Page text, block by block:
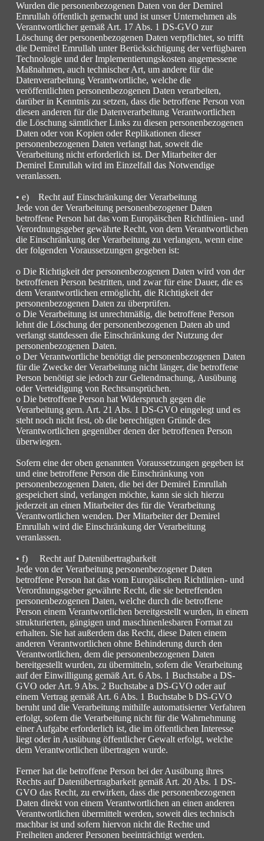
Wurden die personenbezogenen Daten von der Demirel
Emrullah öffentlich gemacht und ist unser Unternehmen als
Verantwortlicher gemäß Art. 17 Abs. 1 DS-GVO zur
Löschung der personenbezogenen Daten verpflichtet, so trifft
die Demirel Emrullah unter Berücksichtigung der verfügbaren
Technologie und der Implementierungskosten angemessene
Maßnahmen, auch technischer Art, um andere für die
Datenverarbeitung Verantwortliche, welche die
veröffentlichten personenbezogenen Daten verarbeiten,
darüber in Kenntnis zu setzen, dass die betroffene Person von
diesen anderen für die Datenverarbeitung Verantwortlichen
die Löschung sämtlicher Links zu diesen personenbezogenen
Daten oder von Kopien oder Replikationen dieser
personenbezogenen Daten verlangt hat, soweit die
Verarbeitung nicht erforderlich ist. Der Mitarbeiter der
Demirel Emrullah wird im Einzelfall das Notwendige
veranlassen.
• e) Recht auf Einschränkung der Verarbeitung
Jede von der Verarbeitung personenbezogener Daten
betroffene Person hat das vom Europäischen Richtlinien- und
Verordnungsgeber gewährte Recht, von dem Verantwortlichen
die Einschränkung der Verarbeitung zu verlangen, wenn eine
der folgenden Voraussetzungen gegeben ist:
o Die Richtigkeit der personenbezogenen Daten wird von der
betroffenen Person bestritten, und zwar für eine Dauer, die es
dem Verantwortlichen ermöglicht, die Richtigkeit der
personenbezogenen Daten zu überprüfen.
o Die Verarbeitung ist unrechtmäßig, die betroffene Person
lehnt die Löschung der personenbezogenen Daten ab und
verlangt stattdessen die Einschränkung der Nutzung der
personenbezogenen Daten.
o Der Verantwortliche benötigt die personenbezogenen Daten
für die Zwecke der Verarbeitung nicht länger, die betroffene
Person benötigt sie jedoch zur Geltendmachung, Ausübung
oder Verteidigung von Rechtsansprüchen.
o Die betroffene Person hat Widerspruch gegen die
Verarbeitung gem. Art. 21 Abs. 1 DS-GVO eingelegt und es
steht noch nicht fest, ob die berechtigten Gründe des
Verantwortlichen gegenüber denen der betroffenen Person
überwiegen.
Sofern eine der oben genannten Voraussetzungen gegeben ist
und eine betroffene Person die Einschränkung von
personenbezogenen Daten, die bei der Demirel Emrullah
gespeichert sind, verlangen möchte, kann sie sich hierzu
jederzeit an einen Mitarbeiter des für die Verarbeitung
Verantwortlichen wenden. Der Mitarbeiter der Demirel
Emrullah wird die Einschränkung der Verarbeitung
veranlassen.
• f) Recht auf Datenübertragbarkeit
Jede von der Verarbeitung personenbezogener Daten
betroffene Person hat das vom Europäischen Richtlinien- und
Verordnungsgeber gewährte Recht, die sie betreffenden
personenbezogenen Daten, welche durch die betroffene
Person einem Verantwortlichen bereitgestellt wurden, in einem
strukturierten, gängigen und maschinenlesbaren Format zu
erhalten. Sie hat außerdem das Recht, diese Daten einem
anderen Verantwortlichen ohne Behinderung durch den
Verantwortlichen, dem die personenbezogenen Daten
bereitgestellt wurden, zu übermitteln, sofern die Verarbeitung
auf der Einwilligung gemäß Art. 6 Abs. 1 Buchstabe a DS-
GVO oder Art. 9 Abs. 2 Buchstabe a DS-GVO oder auf
einem Vertrag gemäß Art. 6 Abs. 1 Buchstabe b DS-GVO
beruht und die Verarbeitung mithilfe automatisierter Verfahren
erfolgt, sofern die Verarbeitung nicht für die Wahrnehmung
einer Aufgabe erforderlich ist, die im öffentlichen Interesse
liegt oder in Ausübung öffentlicher Gewalt erfolgt, welche
dem Verantwortlichen übertragen wurde.
Ferner hat die betroffene Person bei der Ausübung ihres
Rechts auf Datenübertragbarkeit gemäß Art. 20 Abs. 1 DS-
GVO das Recht, zu erwirken, dass die personenbezogenen
Daten direkt von einem Verantwortlichen an einen anderen
Verantwortlichen übermittelt werden, soweit dies technisch
machbar ist und sofern hiervon nicht die Rechte und
Freiheiten anderer Personen beeinträchtigt werden.